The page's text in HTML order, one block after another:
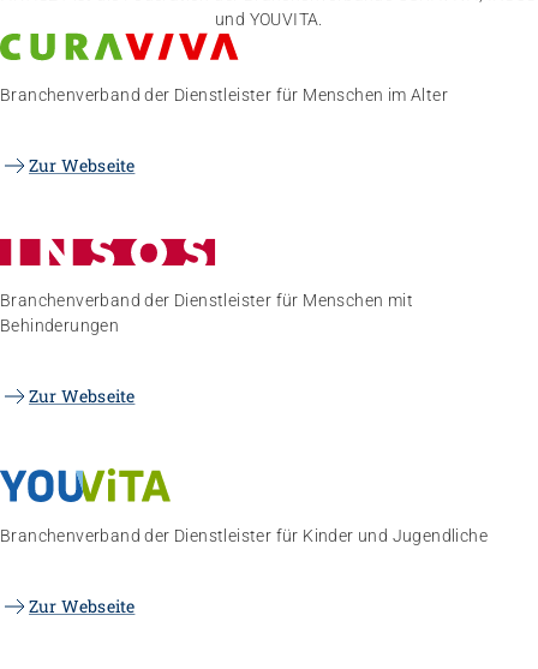
und YOUVITA.
Branchenverband der Dienstleister für Menschen im Alter
Zur Webseite
Branchenverband der Dienstleister für Menschen mit
Behinderungen
Zur Webseite
Branchenverband der Dienstleister für Kinder und Jugendliche
Zur Webseite